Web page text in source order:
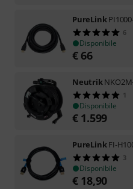
PureLink
6
Disponibile
€ 66
Neutrik
1
Disponibile
€ 1.599
PureLinkFI-
3
Disponibile
€ 18,90